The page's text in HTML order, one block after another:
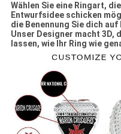
Wählen Sie eine Ringart,
Entwurfsidee schicken
die Benennung Sie dich
Unser Designer macht 3D,
lassen, wie Ihr Ring wie